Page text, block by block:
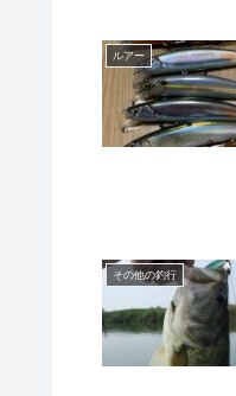
ルアー
その他の釣行